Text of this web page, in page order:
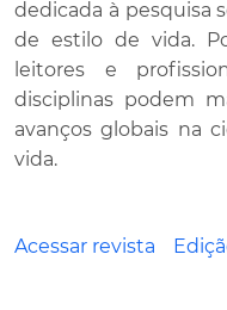
dedicada à pesquisa
de estilo de vida.
leitores e
disciplinas podem
avanços globais na
vida.
Acessar revista